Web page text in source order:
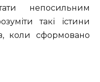
непосильним
такі істини
коли сформовано